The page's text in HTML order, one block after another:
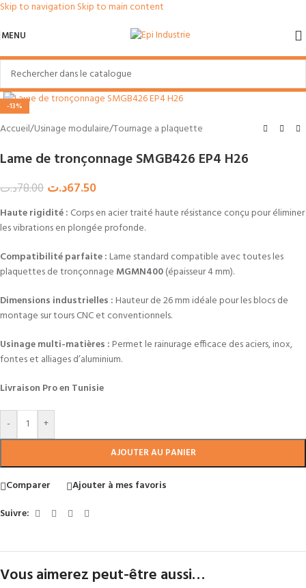
Skip to navigation Skip to main content
MENU
-13%
Accueil/Usinage modulaire/Tournage a plaquette
Lame de tronçonnage SMGB426 EP4 H26
78.00د.ت 67.50د.ت
Haute rigidité : Corps en acier traité haute résistance conçu pour éliminer
les vibrations en plongée profonde.
Compatibilité parfaite :Lame standard compatible avec toutes les
plaquettes de tronçonnage MGMN400(épaisseur 4 mm).
Dimensions industrielles :Hauteur de 26 mm idéale pour les blocs de
montage sur tours CNC et conventionnels.
Usinage multi-matières :Permet le rainurage efficace des aciers, inox,
fontes et alliages d’aluminium.
Livraison Pro en Tunisie
- +
AJOUTER AU PANIER
Comparer
Ajouter à mes favoris
Suivre:
Vous aimerez peut-être aussi…